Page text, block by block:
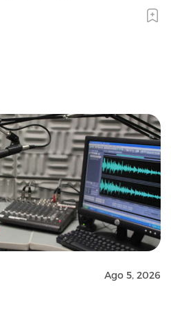
Ago 5, 2026